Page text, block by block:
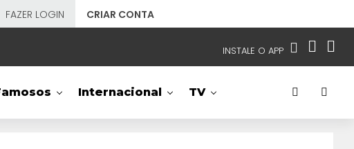
FAZER LOGIN CRIAR CONTA
INSTALE O APP
NOSSAS REDES APP TV SBT
Internacional TV